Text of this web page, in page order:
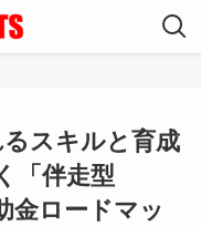
スキルと育成
「伴走型
金ロードマッ